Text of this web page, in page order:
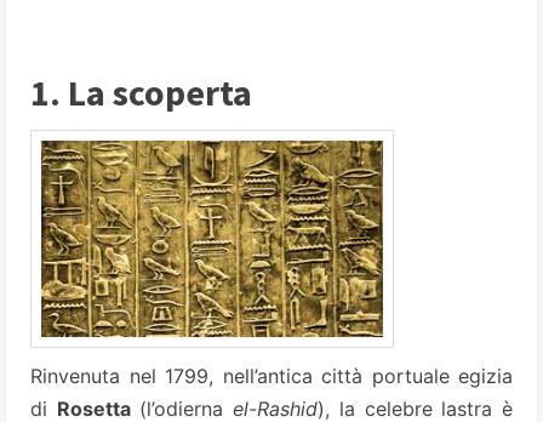
1. La scoperta
Rinvenuta nel 1799, nell’antica città portuale egizia
di Rosetta(l’odiernael-Rashid), la celebre lastra è